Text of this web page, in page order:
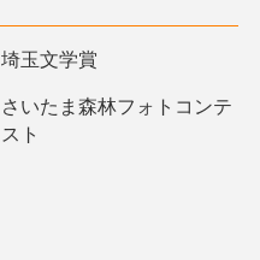
埼玉文学賞
さいたま森林フォトコンテ
スト